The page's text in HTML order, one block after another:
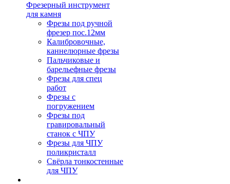
Фрезерный инструмент
для камня
Фрезы под ручной
фрезер пос.12мм
Калибровочные,
каннелюрные фрезы
Пальчиковые и
барельефные фрезы
Фрезы для спец
работ
Фрезы с
погружением
Фрезы под
гравировальный
станок с ЧПУ
Фрезы для ЧПУ
поликристалл
Свёрла тонкостенные
для ЧПУ